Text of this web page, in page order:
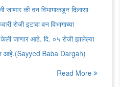
की वन विभागाकडून दिलासा
रोजी इटावा वन विभागाच्या
जाणार आहे. दि. ०५ रोजी झालेल्या
आहे.(Sayyed Baba Dargah)
Read More